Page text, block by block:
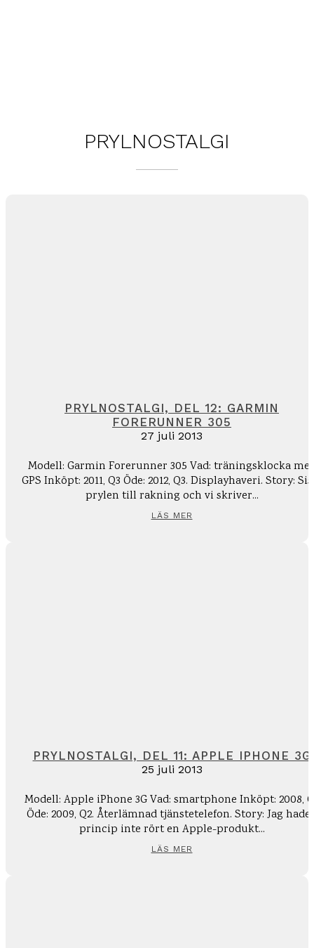
PRYLNOSTALGI
PRYLNOSTALGI, DEL 12: GARMIN
FORERUNNER 305
27 juli 2013
Modell: Garmin Forerunner 305 Vad: träningsklocka
GPS Inköpt: 2011, Q3 Öde: 2012, Q3. Displayhaveri. Story: Sista
prylen till rakning och vi skriver...
LÄS MER
PRYLNOSTALGI, DEL 11: APPLE IPHONE 3G
25 juli 2013
Modell: Apple iPhone 3G Vad: smartphone Inköpt: 2008,
Öde: 2009, Q2. Återlämnad tjänstetelefon. Story: Jag hade i
princip inte rört en Apple-produkt...
LÄS MER